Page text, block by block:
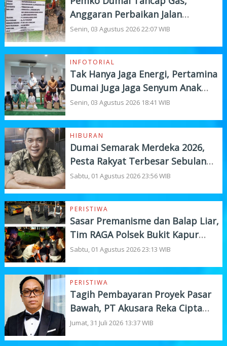
Anggaran Perbaikan Jalan
Nasional Rp19,1 Milyar
Senin, 03 Agustus 2026 22:07 WIB
INFOTORIAL
Tak Hanya Jaga Energi, Pertamina
Dumai Juga Jaga Senyum Anak
Yatim
Senin, 03 Agustus 2026 18:41 WIB
HIBURAN
Dumai Semarak Merdeka 2026,
Pesta Rakyat Terbesar Sebulan
Penuh
Sabtu, 01 Agustus 2026 23:56 WIB
PERISTIWA
Sasar Premanisme dan Balap Liar,
Tim RAGA Polsek Bukit Kapur
Gelar KRYD
Sabtu, 01 Agustus 2026 23:13 WIB
PERISTIWA
Tagih Pembayaran Proyek Pasar
Bawah, PT Akusara Reka Cipta
Beri Deadline 7 Hari
Jumat, 31 Juli 2026 13:37 WIB